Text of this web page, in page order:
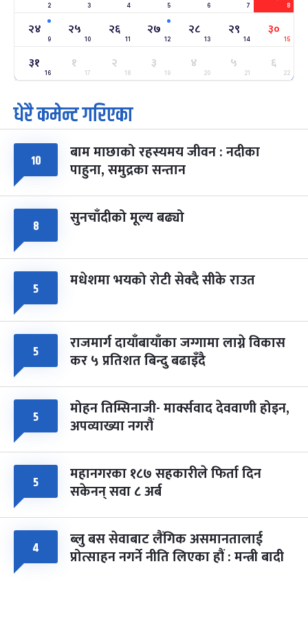
सोम
अन्तराष्ट्रिय नारी दिवस
फाल्गुन २४, २०८३- Mar 8, 2027
७ महिना बाँकी
२५
मंगल
ग्याल्पो ल्होसार
फाल्गुन २५, २०८३ Mar 9, 2027
७ महिना बाँकी
७
आइत
पूर्णिमा व्रत
चैत्र ७, २०८३-Mar 21, 2027
८ फागुपूर्णिमा
चैत्र ८, २०८३-Mar 22, 2027
७ महिना बाँकी
2 3 4 5 6 7 8
२४
9
२५
10
२६
11
२७
12
२८
13
२९
14
३०
15
३१
16
१
17
२
18
३
19
४
20
५
21
६
22
धेरै कमेन्ट गरिएका
१० बाम माछाको रहस्यमय जीवन : नदीका
पाहुना, समुद्रका सन्तान
८ सुनचाँदीको मूल्य बढ्यो
५ मधेशमा भयको रोटी सेक्दै सीके राउत
५ राजमार्ग दायाँबायाँका जग्गामा लाग्ने विकास
कर ५ प्रतिशत बिन्दु बढाइँदै
५ मोहन तिम्सिनाजी- मार्क्सवाद देववाणी होइन,
अपव्याख्या नगरौं
५ महानगरका १८७ सहकारीले फिर्ता दिन
सकेनन् सवा ८ अर्ब
४ ब्लु बस सेवाबाट लैंगिक असमानतालाई
प्रोत्साहन नगर्ने नीति लिएका हौं : मन्त्री बादी